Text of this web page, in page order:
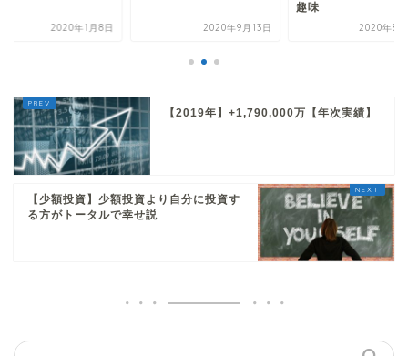
2020年9月13日 2020年8月24日 2020年
【2019年】+1,790,000万【年次実績】
【少額投資】少額投資より自分に投資す
る方がトータルで幸せ説